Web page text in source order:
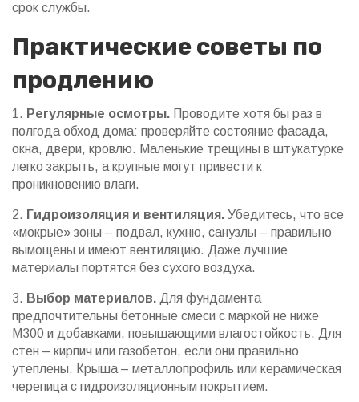
срок службы.
Практические советы по
продлению
1. Регулярные осмотры. Проводите хотя бы раз в
полгода обход дома: проверяйте состояние фасада,
окна, двери, кровлю. Маленькие трещины в штукатурке
легко закрыть, а крупные могут привести к
проникновению влаги.
2. Гидроизоляция и вентиляция. Убедитесь, что все
«мокрые» зоны – подвал, кухню, санузлы – правильно
вымощены и имеют вентиляцию. Даже лучшие
материалы портятся без сухого воздуха.
3. Выбор материалов. Для фундамента
предпочтительны бетонные смеси с маркой не ниже
М300 и добавками, повышающими влагостойкость. Для
стен – кирпич или газобетон, если они правильно
утеплены. Крыша – металлопрофиль или керамическая
черепица с гидроизоляционным покрытием.